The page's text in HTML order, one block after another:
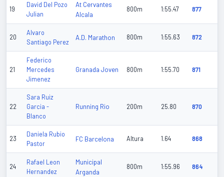
19
David Del Pozo
Julian
At Cervantes
Alcala
800m 1:55.47 877
20
Alvaro
Santiago Perez
A.D. Marathon 800m 1:55.63 872
21
Federico
Mercedes
Jimenez
Granada Joven 800m 1:55.70 871
22
Sara Ruiz
Garcia -
Blanco
Running Rio 200m 25.80 870
23
Daniela Rubio
Pastor
FC Barcelona Altura 1.64 868
24
Rafael Leon
Hernandez
Municipal
Arganda
800m 1:55.96 864